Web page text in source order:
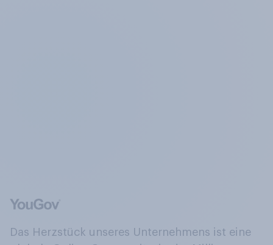
Das Herzstück unseres Unternehmens ist eine